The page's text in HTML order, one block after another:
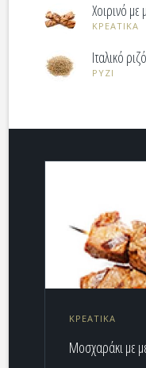
Χοιρινό με
ΚΡΕΑΤΙΚΑ
Ιταλικό
ΡΥΖΙ
ΚΡΕΑΤΙΚΑ
Μοσχαράκι με